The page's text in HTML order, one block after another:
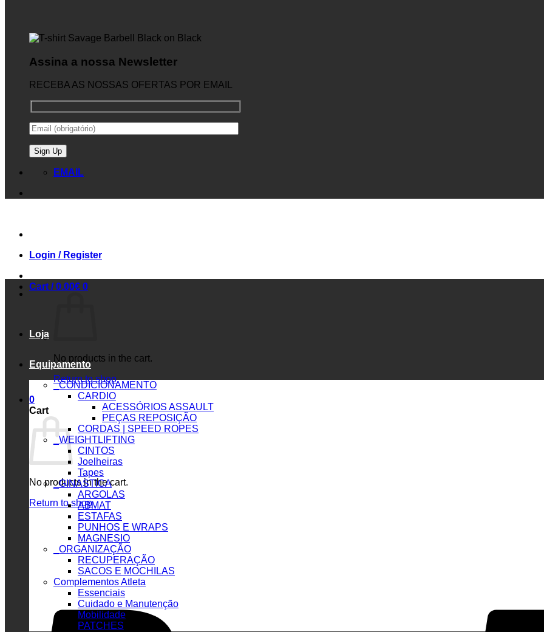
Assina a nossa Newsletter
RECEBA AS NOSSAS OFERTAS POR EMAIL
EMAIL
Login / Register
Cart /0.00€ 0
No products in the cart.
Return to shop
0
Cart
No products in the cart.
Return to shop
Loja
Equipamento
_CONDICIONAMENTO
CARDIO
ACESSÓRIOS ASSAULT
PEÇAS REPOSIÇÃO
CORDAS | SPEED ROPES
_WEIGHTLIFTING
CINTOS
Joelheiras
Tapes
_GINASTICA
ARGOLAS
ABMAT
ESTAFAS
PUNHOS E WRAPS
MAGNESIO
_ORGANIZAÇÃO
RECUPERAÇÃO
SACOS E MOCHILAS
Complementos Atleta
Essenciais
Cuidado e Manutenção
Mobilidade
PATCHES